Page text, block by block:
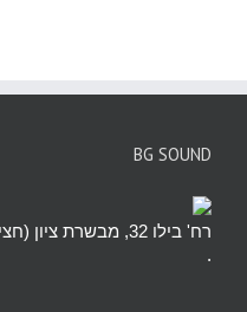
BG SOUND
רח' בילו 32, מבשרת ציון (חצי שעה מהמרכז)
.